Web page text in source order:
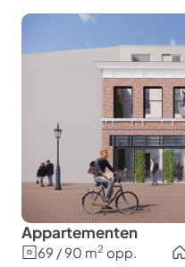
Appartementen
69 / 90 m2 opp.